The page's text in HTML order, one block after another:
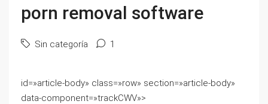
porn removal software
Sin categoría 1
id=»article-body» class=»row» section=»article-body»
data-component=»trackCWV»>